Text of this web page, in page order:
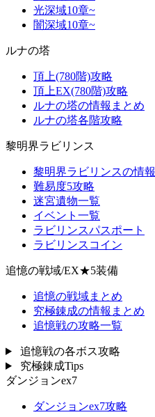
光深域10章~
闇深域10章~
ルナの塔
頂上(780階)攻略
頂上EX(780階)攻略
ルナの塔の情報まとめ
ルナの塔各階攻略
黎明界ラビリンス
黎明界ラビリンスの情報
難易度5攻略
迷宮遺物一覧
イベント一覧
ラビリンスパスポート
ラビリンスコイン
追憶の戦域/EX★5装備
追憶の戦域まとめ
究極錬成の情報まとめ
追憶戦の攻略一覧
追憶戦の各ボス攻略
究極錬成Tips
ダンジョンex7
ダンジョンex7攻略